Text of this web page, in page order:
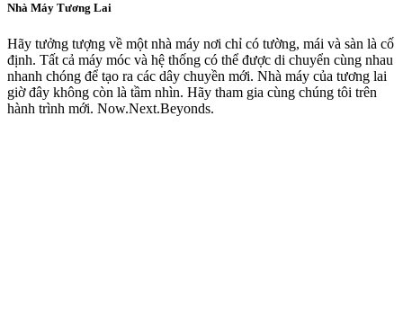
Nhà Máy Tương Lai
Hãy tưởng tượng về một nhà máy nơi chỉ có tường, mái và sàn là cố
định. Tất cả máy móc và hệ thống có thể được di chuyển cùng nhau
nhanh chóng để tạo ra các dây chuyền mới. Nhà máy của tương lai
giờ đây không còn là tầm nhìn. Hãy tham gia cùng chúng tôi trên
hành trình mới. Now.Next.Beyonds.